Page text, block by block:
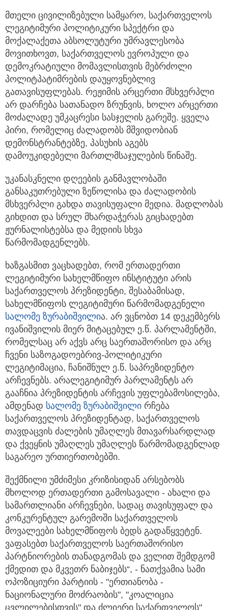
მთელი ცივილიზებული სამყარო, საქართველოს
ლეგიტიმური პოლიტიკური სპექტრი და
მოქალაქეთა აბსოლუტური უმრავლესობა
მოვითხოვთ, საქართველოს ევროპული და
დემოკრატიული მომავლისთვის მებრძოლი
პოლიტპატიმრების დაუყოვნებლივ
გათავისუფლებას. რეჟიმის არცერთი მსხვერპლი
არ დარჩება სათანადო ზრუნვის, ხოლო არცერთი
მოძალადე უმკაცრესი სასჯელის გარეშე. ყველა
პირი, რომელიც ძალადობს მშვიდობიან
დემონსტრანტებზე, პასუხის აგებს
დამოუკიდებელი მართლმსაჯულების წინაშე.
უკანასკნელი დღეების განმავლობაში
განსაკუთრებული ზეწოლისა და ძალადობის
მსხვერპლი გახდა თავისუფალი მედია. მადლობას
გიხდით და სრულ მხარდაჭერას გიცხადებთ
ჟურნალისტებსა და მედიის სხვა
წარმომადგენლებს.
ხაზგასმით ვაცხადებთ, რომ ერთადერთი
ლეგიტიმური სახელმწიფო ინსტიტუტი არის
საქართველოს პრეზიდენტი, შესაბამისად,
სახელმწიფოს ლეგიტიმური წარმომადგენელი
სალომე ზურაბიშვილია. არ ვცნობთ 14 დეკემბერს
ივანიშვილის მიერ მიტაცებულ ე.წ. პარლამენტში,
რომელსაც არ აქვს არც საერთაშორისო და არც
ჩვენი საზოგადოებრივ-პოლიტიკური
ლეგიტიმაცია, ჩანიშნულ ე.წ. საპრეზიდენტო
არჩევნებს. არალეგიტიმურ პარლამენტს არ
გააჩნია პრეზიდენტის არჩევის უფლებამოსილება,
ამდენად სალომე ზურაბიშვილი რჩება
საქართველოს პრეზიდენტად, საქართველოს
თავდაცვის ძალების უმაღლეს მთავარსარდლად
და ქვეყნის უმაღლეს უმაღლეს წარმომადგენლად
საგარეო ურთიერთობებში.
შექმნილი უმძიმესი კრიზისიდან არსებობს
მხოლოდ ერთადერთი გამოსავალი - ახალი და
სამართლიანი არჩევნები, სადაც თავისუფალ და
კონკურენტულ გარემოში საქართველოს
მოვალეები სახელმწიფოს ბედს გადაწყვეტენ.
ვაფასებთ საქართველოს საერთაშორისო
პარტნიორების თანადგომას და ველით შემდგომ
ქმედით და მკვეთრ ნაბიჯებს“, - ნათქვამია სამი
ოპოზიციური პარტიის - "ერთიანობა -
ნაციონალური მოძრაობის", "კოალიცია
ცვლილებისთვის" და ძლიერი საქართველოს"